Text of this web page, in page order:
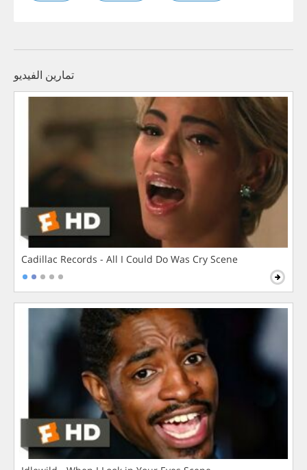
تمارين الفيديو
Cadillac Records - All I Could Do Was Cry Scene